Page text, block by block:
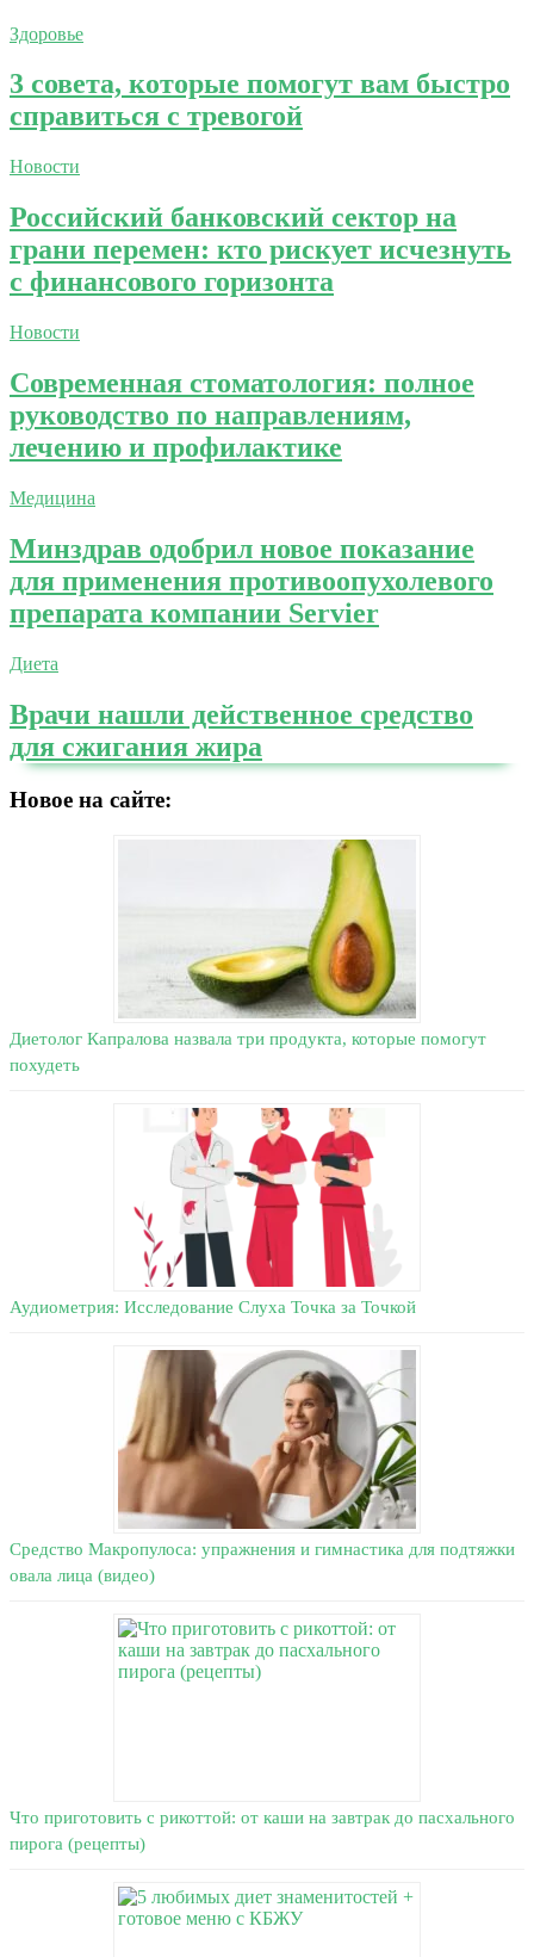
Здоровье
3 совета, которые помогут вам быстро
справиться с тревогой
Новости
Российский банковский сектор на
грани перемен: кто рискует исчезнуть
с финансового горизонта
Новости
Современная стоматология: полное
руководство по направлениям,
лечению и профилактике
Медицина
Минздрав одобрил новое показание
для применения противоопухолевого
препарата компании Servier
Диета
Врачи нашли действенное средство
для сжигания жира
Новое на сайте:
Диетолог Капралова назвала три продукта, которые помогут
похудеть
Аудиометрия: Исследование Слуха Точка за Точкой
Средство Макропулоса: упражнения и гимнастика для подтяжки
овала лица (видео)
Что приготовить с рикоттой: от каши на завтрак до пасхального
пирога (рецепты)